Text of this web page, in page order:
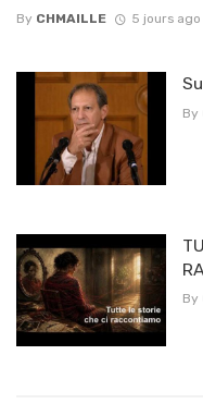
By CHMAILLE 5 jours ago
By
By